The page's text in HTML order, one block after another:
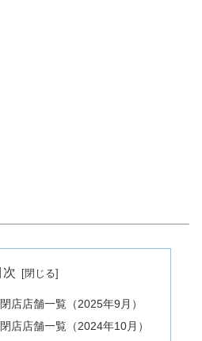
次
店店舗一覧（2025年9月）
店店舗一覧（2024年10月）